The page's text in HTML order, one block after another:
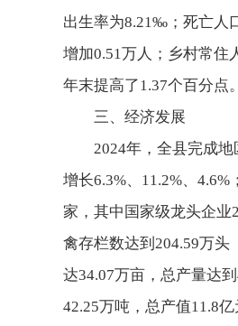
出生率为8.21‰；死亡人
增加0.51万人；乡村常住
年末提高了1.37个百分点。
三、经济发展
2024年，全县完成
增长6.3%、11.2%、
家，其中国家级龙头企
禽存栏数达到204.59万头
达34.07万亩，总产量达
42.25万吨，总产值11.8